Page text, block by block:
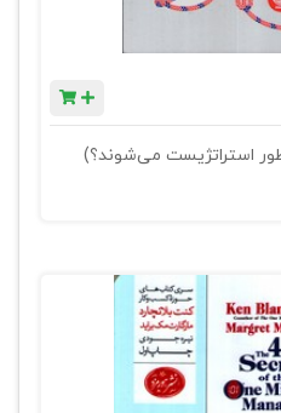
استراتژیست می‌شوند؟)